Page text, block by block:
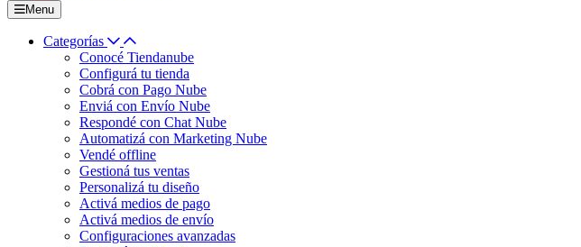
Menu
Categorías
Conocé Tiendanube
Configurá tu tienda
Cobrá con Pago Nube
Enviá con Envío Nube
Respondé con Chat Nube
Automatizá con Marketing Nube
Vendé offline
Gestioná tus ventas
Personalizá tu diseño
Activá medios de pago
Activá medios de envío
Configuraciones avanzadas